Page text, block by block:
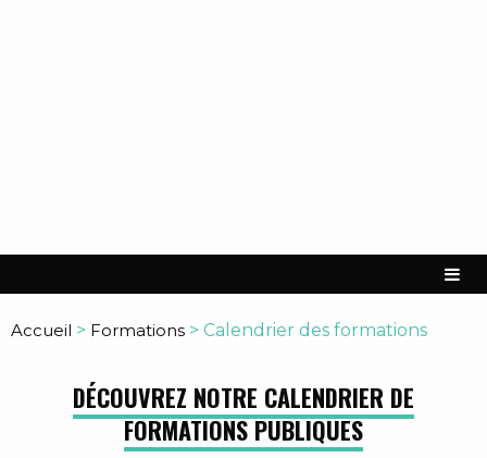
Accueil > Formations > Calendrier des formations
DÉCOUVREZ NOTRE CALENDRIER DE
FORMATIONS PUBLIQUES